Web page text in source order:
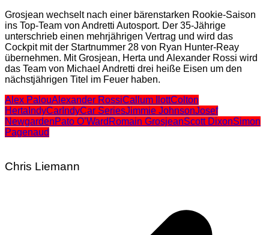
Grosjean wechselt nach einer bärenstarken Rookie-Saison
ins Top-Team von Andretti Autosport. Der 35-Jährige
unterschrieb einen mehrjährigen Vertrag und wird das
Cockpit mit der Startnummer 28 von Ryan Hunter-Reay
übernehmen. Mit Grosjean, Herta und Alexander Rossi wird
das Team von Michael Andretti drei heiße Eisen um den
nächstjährigen Titel im Feuer haben.
Alex PalouAlexander RossiCallum IlottColton
Herta IndyCar IndyCar SeriesJimmie JohnsonJosef
NewgardenPato O’Ward Romain GrosjeanScott DixonSimon
Pagenaud
Chris Liemann